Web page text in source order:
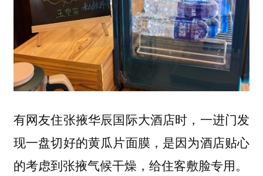
有网友住张掖华辰国际大酒店时，一进门发
现一盘切好的黄瓜片面膜 ，是因为酒店贴心
的考虑到张掖气候干燥，给住客敷脸专用。